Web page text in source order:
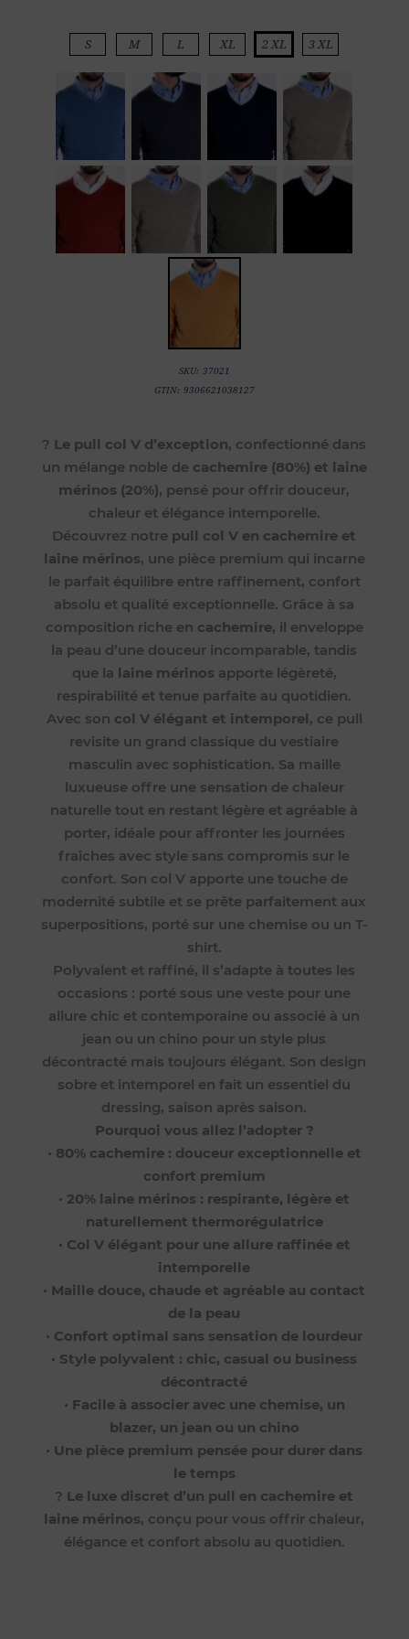
S M L XL 2 XL 3 XL
SKU: 37021
GTIN: 9306621038127
? Le pull col V d’exception, confectionné dans
un mélange noble de cachemire (80%) et laine
mérinos (20%), pensé pour offrir douceur,
chaleur et élégance intemporelle.
Découvrez notre pull col V en cachemire et
laine mérinos, une pièce premium qui incarne
le parfait équilibre entre raffinement, confort
absolu et qualité exceptionnelle. Grâce à sa
composition riche en cachemire, il enveloppe
la peau d’une douceur incomparable, tandis
que la laine mérinos apporte légèreté,
respirabilité et tenue parfaite au quotidien.
Avec son col V élégant et intemporel, ce pull
revisite un grand classique du vestiaire
masculin avec sophistication. Sa maille
luxueuse offre une sensation de chaleur
naturelle tout en restant légère et agréable à
porter, idéale pour affronter les journées
fraîches avec style sans compromis sur le
confort. Son col V apporte une touche de
modernité subtile et se prête parfaitement aux
superpositions, porté sur une chemise ou un T-
shirt.
Polyvalent et raffiné, il s’adapte à toutes les
occasions : porté sous une veste pour une
allure chic et contemporaine ou associé à un
jean ou un chino pour un style plus
décontracté mais toujours élégant. Son design
sobre et intemporel en fait un essentiel du
dressing, saison après saison.
Pourquoi vous allez l’adopter ?
• 80% cachemire : douceur exceptionnelle et
confort premium
• 20% laine mérinos : respirante, légère et
naturellement thermorégulatrice
• Col V élégant pour une allure raffinée et
intemporelle
• Maille douce, chaude et agréable au contact
de la peau
• Confort optimal sans sensation de lourdeur
• Style polyvalent : chic, casual ou business
décontracté
• Facile à associer avec une chemise, un
blazer, un jean ou un chino
• Une pièce premium pensée pour durer dans
le temps
? Le luxe discret d’un pull en cachemire et
laine mérinos, conçu pour vous offrir chaleur,
élégance et confort absolu au quotidien.